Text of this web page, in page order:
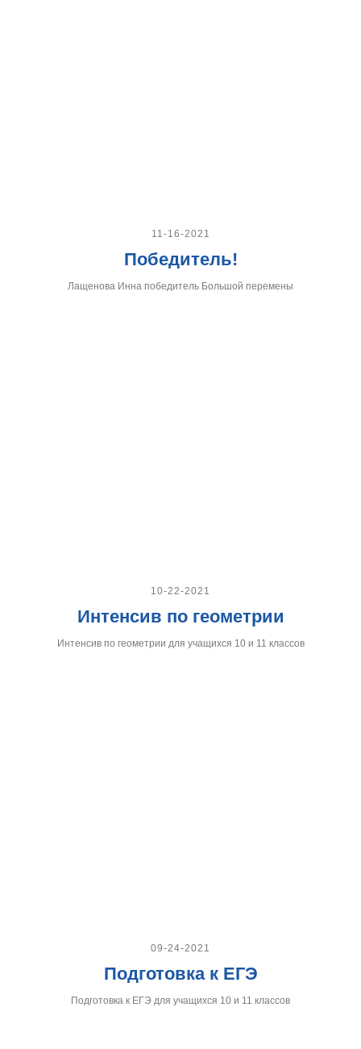
11-16-2021
Победитель!
Лащенова Инна победитель Большой перемены
10-22-2021
Интенсив по геометрии
Интенсив по геометрии для учащихся 10 и 11 классов
09-24-2021
Подготовка к ЕГЭ
Подготовка к ЕГЭ для учащихся 10 и 11 классов